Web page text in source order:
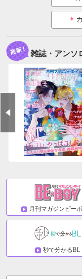
雑誌・アンソ
月刊マガジンビー
秒で分かるBL